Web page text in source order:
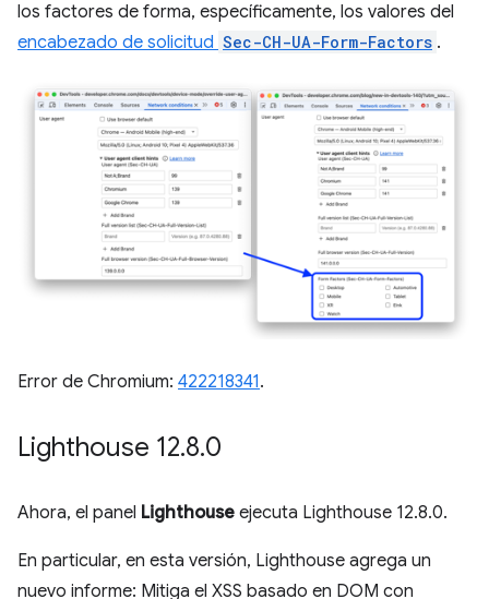
los factores de forma, específicamente, los valores del
encabezado de solicitud Sec-CH-UA-Form-Factors .
Error de Chromium: 422218341.
Lighthouse 12.8.0
Ahora, el panel Lighthouse ejecuta Lighthouse 12.8.0.
En particular, en esta versión, Lighthouse agrega un
nuevo informe: Mitiga el XSS basado en DOM con